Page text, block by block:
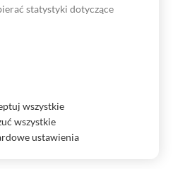
statystyki dotyczące
wszystkie
wszystkie
ustawienia